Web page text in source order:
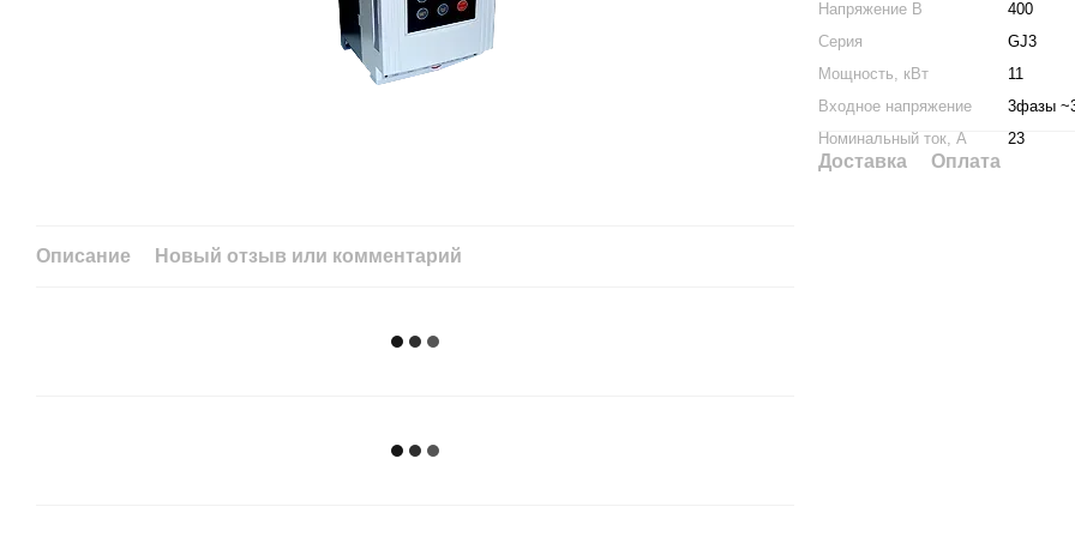
Описание Новый отзыв или комментарий
Напряжение В
400
Серия
GJ3
Мощность, кВт
11
Входное напряжение
3фазы
Номинальный ток, А
23
Доставка Оплата